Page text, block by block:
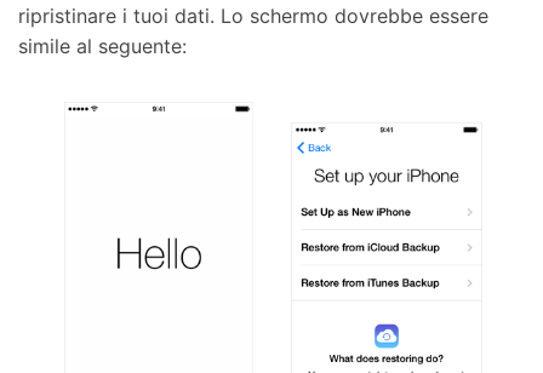
ripristinare i tuoi dati. Lo schermo dovrebbe essere
simile al seguente: